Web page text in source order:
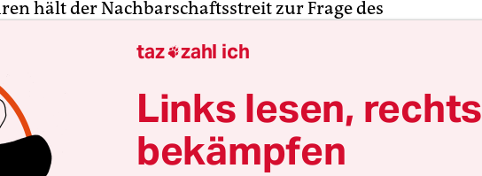
hält der Nachbarschaftsstreit zur Frage des
Beide Staaten sind deswegen immer wieder aneinander
hat ausgerechnet das noch gar nicht so alte Google Maps
neu belebt.
Streit schwelt bereits seit mehreren Wochen. Nicaragua
taz zahl ich
Links lesen, rechts
bekämpfen